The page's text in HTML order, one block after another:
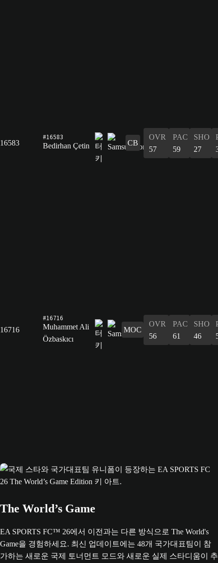
16583
#16583
Bedirhan Çetin
CB
OVR
57
PAC
59
SHO
27
16716
#16716
Muhammet Ali
Özbaskıcı
MOC
OVR
56
PAC
61
SHO
46
The World’s Game
EA SPORTS FC™ 26에서 이전과는 다른 방식으로 The World's
Game을 경험하세요. 최신 업데이트에는 48개 국가대표팀이 참
가하는 새로운 국제 토너먼트 모드와 새로운 실제 스타디움이 추